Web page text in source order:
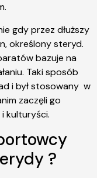
gdy przez dłuższy
określony steryd.
bazuje na
Taki sposób
i był stosowany w
zaczęli go
kulturyści.
?